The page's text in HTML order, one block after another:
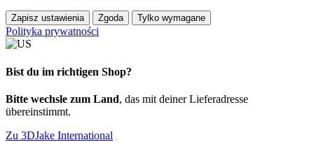
Zapisz ustawienia Zgoda Tylko wymagane
Polityka prywatności
Bist du im richtigen Shop?
Bitte wechsle zum Land, das mit deiner Lieferadresse
übereinstimmt.
Zu 3DJake International